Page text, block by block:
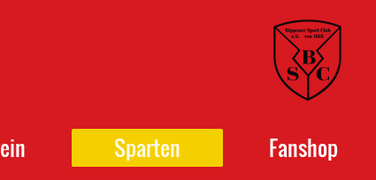
Sparten Fanshop